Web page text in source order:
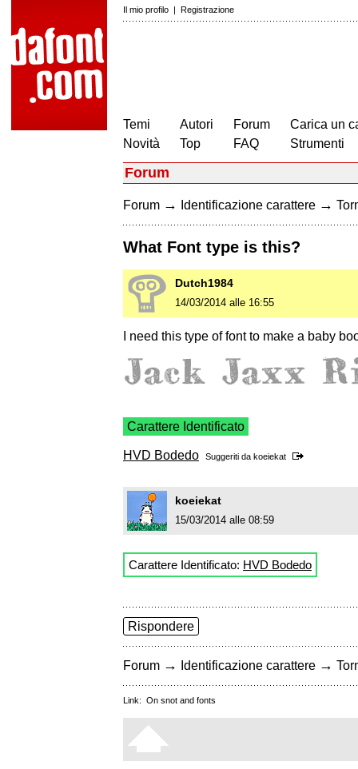
Il mio profilo | Registrazione
Temi
Novità
Autori
Top
Forum
FAQ
Carica un
Strumenti
Forum
Forum → Identificazione carattere →
What Font type is this?
Dutch1984
14/03/2014 alle 16:55
I need this type of font to make a baby
Carattere Identificato
HVD Bodedo Suggeriti da koeiekat
koeiekat
15/03/2014 alle 08:59
Carattere Identificato: HVD Bodedo
Rispondere
Forum → Identificazione carattere →
Link: On snot and fonts